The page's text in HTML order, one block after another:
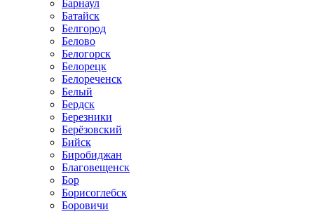
Барнаул
Батайск
Белгород
Белово
Белогорск
Белорецк
Белореченск
Белый
Бердск
Березники
Берёзовский
Бийск
Биробиджан
Благовещенск
Бор
Борисоглебск
Боровичи